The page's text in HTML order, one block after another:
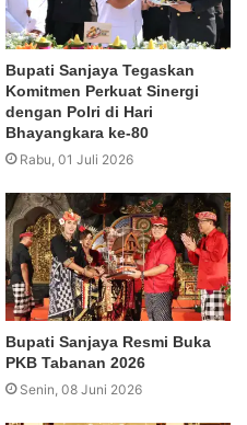
Bupati Sanjaya Tegaskan
Komitmen Perkuat Sinergi
dengan Polri di Hari
Bhayangkara ke-80
Rabu, 01 Juli 2026
Bupati Sanjaya Resmi Buka
PKB Tabanan 2026
Senin, 08 Juni 2026